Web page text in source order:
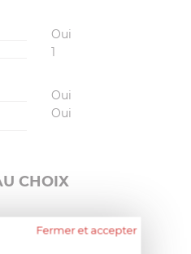
Oui
1
Oui
Oui
CHOIX
CLIENTFermer et accepter